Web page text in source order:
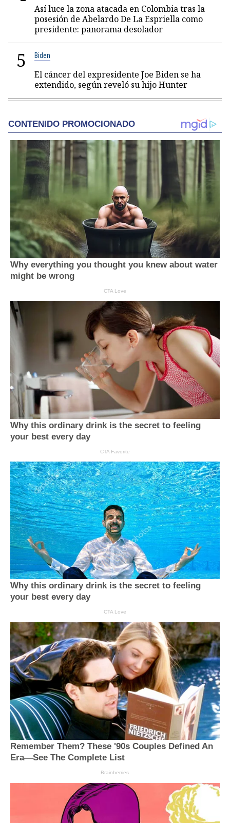
Así luce la zona atacada en Colombia tras la
posesión de Abelardo De La Espriella como
presidente: panorama desolador
5 Biden
El cáncer del expresidente Joe Biden se ha
extendido, según reveló su hijo Hunter